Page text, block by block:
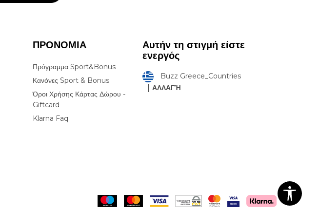
ΠΡΟΝΟΜΙΑ
Πρόγραμμα Sport&Bonus
Κανόνες Sport & Bonus
Όροι Χρήσης Κάρτας Δώρου -
Giftcard
Klarna Faq
Αυτήν τη στιγμή είστε
ενεργός
Buzz Greece_Countries
ΑΛΛΑΓΉ